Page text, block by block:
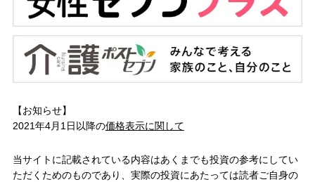
【お知らせ】
2021年4月1日以降の価格表示に関して
当サイトに記載されている内容はあくまでも投資の参考にしてい
ただくためのものであり、実際の投資にあたっては読者ご自身の